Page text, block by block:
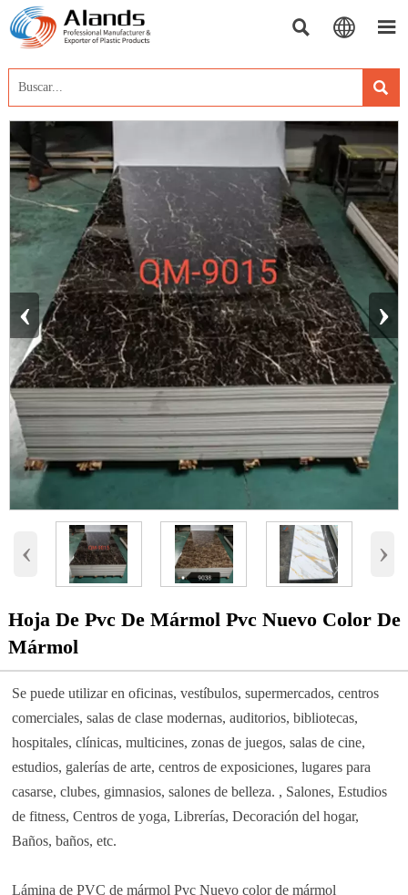
  

‹ ›
‹ ›
Hoja De Pvc De Mármol Pvc Nuevo Color De
Mármol
Se puede utilizar en oficinas, vestíbulos, supermercados, centros
comerciales, salas de clase modernas, auditorios, bibliotecas,
hospitales, clínicas, multicines, zonas de juegos, salas de cine,
estudios, galerías de arte, centros de exposiciones, lugares para
casarse, clubes, gimnasios, salones de belleza. , Salones, Estudios
de fitness, Centros de yoga, Librerías, Decoración del hogar,
Baños, baños, etc.
Lámina de PVC de mármol Pvc Nuevo color de mármol